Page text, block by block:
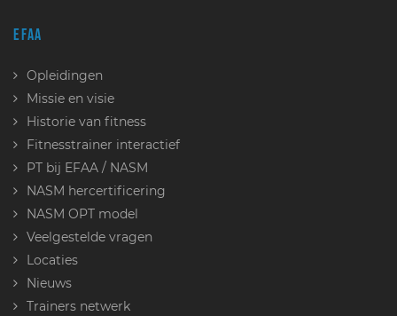
EFAA
Opleidingen
Missie en visie
Historie van fitness
Fitnesstrainer interactief
PT bij EFAA / NASM
NASM hercertificering
NASM OPT model
Veelgestelde vragen
Locaties
Nieuws
Trainers netwerk